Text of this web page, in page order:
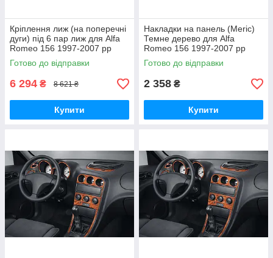
Кріплення лиж (на поперечні
дуги) під 6 пар лиж для Alfa
Romeo 156 1997-2007 рр
Готово до відправки
6 294 ₴ 8 621 ₴
Купити
Накладки на панель (Meric)
Темне дерево для Alfa
Romeo 156 1997-2007 рр
Готово до відправки
2 358 ₴
Купити